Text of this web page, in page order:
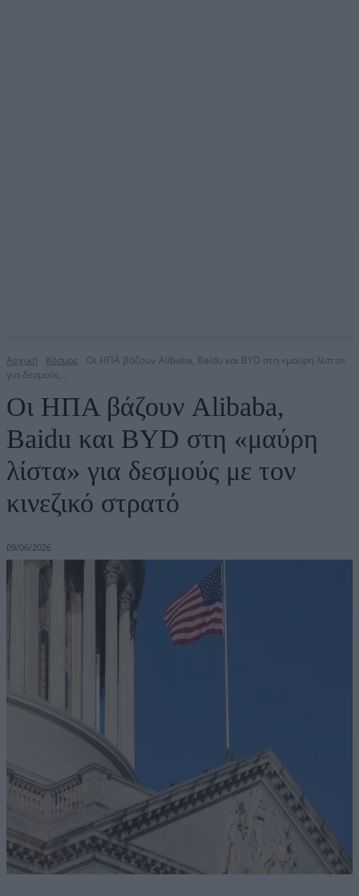
Αρχική Κόσμος
Οι ΗΠΑ βάζουν Alibaba, Baidu και BYD στη «μαύρη λίστα»
για δεσμούς...
Οι ΗΠΑ βάζουν Alibaba,
Baidu και BYD στη «μαύρη
λίστα» για δεσμούς με τον
κινεζικό στρατό
09/06/2026